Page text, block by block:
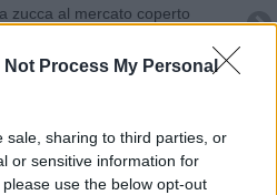
Not Process My Personal
sale, sharing to third parties, or
or sensitive information for
use the below opt-out
zucca al mercato coperto
di cippato nella ex cava
arriva la Befana